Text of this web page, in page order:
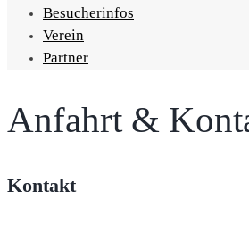
Besucherinfos
Verein
Partner
Anfahrt &
Kontakt